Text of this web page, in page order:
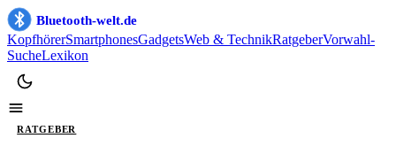
Bluetooth-welt.de
KopfhörerSmartphonesGadgetsWeb & TechnikRatgeberVorwahl-
SucheLexikon
RATGEBER